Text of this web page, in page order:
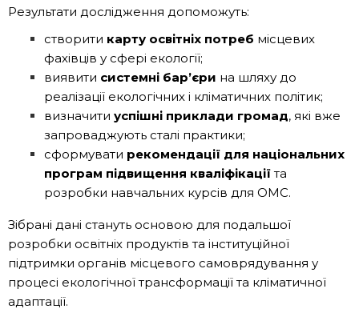
Результати дослідження допоможуть:
створити карту освітніх потреб місцевих
фахівців у сфері екології;
виявити системні бар’єри на шляху до
реалізації екологічних і кліматичних політик;
визначити успішні приклади громад, які вже
запроваджують сталі практики;
сформувати рекомендації для національних
програм підвищення кваліфікаціїта
розробки навчальних курсів для ОМС.
Зібрані дані стануть основою для подальшої
розробки освітніх продуктів та інституційної
підтримки органів місцевого самоврядування у
процесі екологічної трансформації та кліматичної
адаптації.